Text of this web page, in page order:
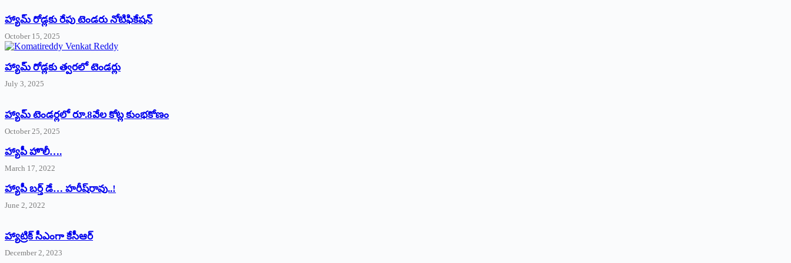
హ్యామ్‌ రోడ్లకు రేపు టెండరు నోటిఫికేషన్‌
October 15, 2025
హ్యామ్‌ రోడ్లకు త్వరలో టెండర్లు
July 3, 2025
హ్యామ్‌ ‌టెండర్లలో రూ.8వేల కోట్ల కుంభకోణం
October 25, 2025
హ్యాపీ హొలీ….
March 17, 2022
హ్యాపీ బర్త్ ‌డే… హరీష్‌రావు..!
June 2, 2022
హ్యాట్రిక్‌ ‌సీఎంగా కేసీఆర్‌
December 2, 2023